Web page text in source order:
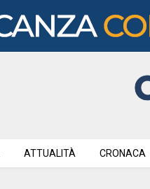
ATTUALITÀ CRONACA